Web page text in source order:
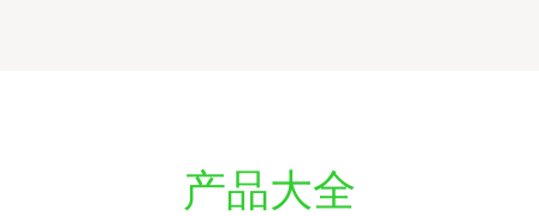
产品大全